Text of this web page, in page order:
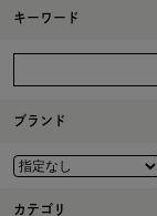
キーワード
ブランド
カテゴリ